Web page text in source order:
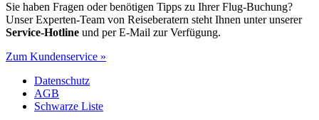
Sie haben Fragen oder benötigen Tipps zu Ihrer Flug-Buchung?
Unser Experten-Team von Reiseberatern steht Ihnen unter unserer
Service-Hotline und per E-Mail zur Verfügung.
Zum Kundenservice »
Datenschutz
AGB
Schwarze Liste